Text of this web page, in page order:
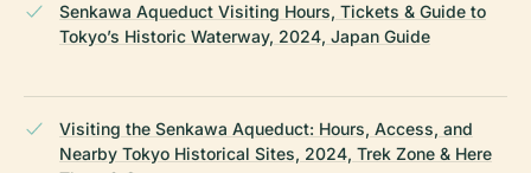
Senkawa Aqueduct Visiting Hours, Tickets & Guide to
Tokyo’s Historic Waterway, 2024, Japan Guide
Visiting the Senkawa Aqueduct: Hours, Access, and
Nearby Tokyo Historical Sites, 2024, Trek Zone & Here